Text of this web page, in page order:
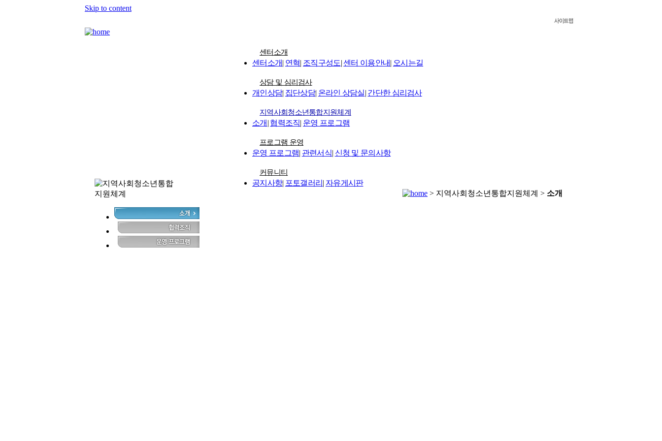
Skip to content
센터소개
센터소개| 연혁| 조직구성도|센터 이용안내| 오시는길
상담 및 심리검사
개인상담| 집단상담| 온라인 상담실| 간단한 심리검사
지역사회청소년통합지원체계
소개 | 협력조직| 운영 프로그램
프로그램 운영
운영 프로그램| 관련서식| 신청 및 문의사항
커뮤니티
공지사항| 포토갤러리 | 자유게시판
> 지역사회청소년통합지원체계 > 소개